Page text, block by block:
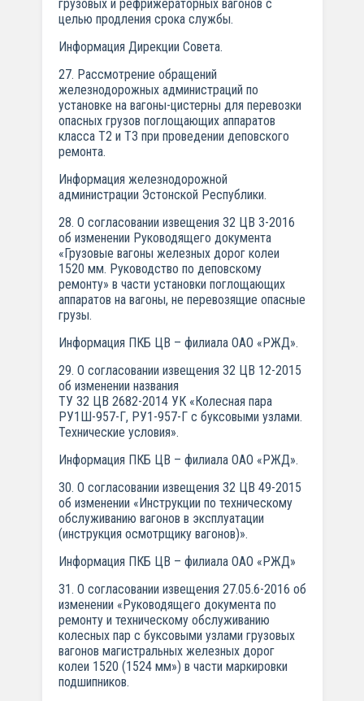
грузовых и рефрижераторных вагонов с
целью продления срока службы.
Информация Дирекции Совета.
27. Рассмотрение обращений
железнодорожных администраций по
установке на вагоны-цистерны для перевозки
опасных грузов поглощающих аппаратов
класса Т2 и ТЗ при проведении деповского
ремонта.
Информация железнодорожной
администрации Эстонской Республики.
28. О согласовании извещения 32 ЦВ 3-2016
об изменении Руководящего документа
«Грузовые вагоны железных дорог колеи
1520 мм. Руководство по деповскому
ремонту» в части установки поглощающих
аппаратов на вагоны, не перевозящие опасные
грузы.
Информация ПКБ ЦВ – филиала ОАО «РЖД».
29. О согласовании извещения 32 ЦВ 12-2015
об изменении названия
ТУ 32 ЦВ 2682-2014 УК «Колесная пара
РУ1Ш-957-Г, РУ1-957-Г с буксовыми узлами.
Технические условия».
Информация ПКБ ЦВ – филиала ОАО «РЖД».
30. О согласовании извещения 32 ЦВ 49-2015
об изменении «Инструкции по техническому
обслуживанию вагонов в эксплуатации
(инструкция осмотрщику вагонов)».
Информация ПКБ ЦВ – филиала ОАО «РЖД»
31. О согласовании извещения 27.05.6-2016 об
изменении «Руководящего документа по
ремонту и техническому обслуживанию
колесных пар с буксовыми узлами грузовых
вагонов магистральных железных дорог
колеи 1520 (1524 мм») в части маркировки
подшипников.